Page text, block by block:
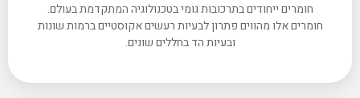
חומרים ייחודים בתרכובות גומי בטכנולוגיה המתקדמת בעולם.
חומרים אלו מהווים פתרון לבעיות רעשים אקוסטיים ברמות שונות
ובעיות הד בחללים שונים.